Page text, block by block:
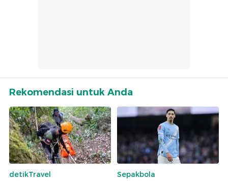
Rekomendasi untuk Anda
detikTravel
Sepakbola